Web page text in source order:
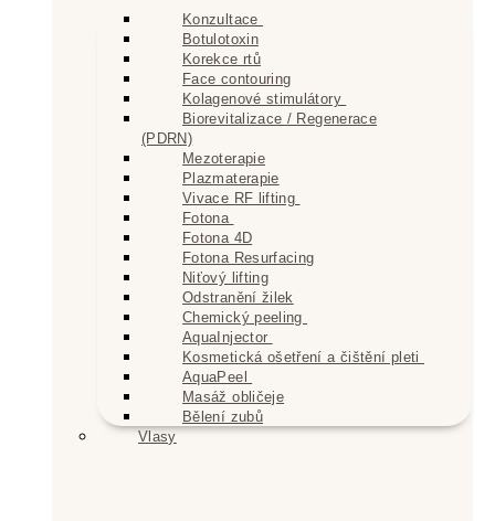
Konzultace
Botulotoxin
Korekce rtů
Face contouring
Kolagenové stimulátory
Biorevitalizace / Regenerace
(PDRN)
Mezoterapie
Plazmaterapie
Vivace RF lifting
Fotona
Fotona 4D
Fotona Resurfacing
Niťový lifting
Odstranění žilek
Chemický peeling
AquaInjector
Kosmetická ošetření a čištění pleti
AquaPeel
Masáž obličeje
Bělení zubů
Vlasy